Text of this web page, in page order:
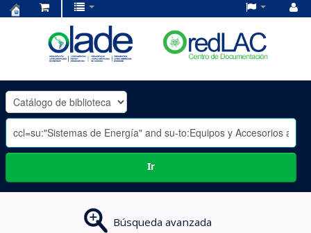
OLADE
-
Ir
Búsqueda avanzada